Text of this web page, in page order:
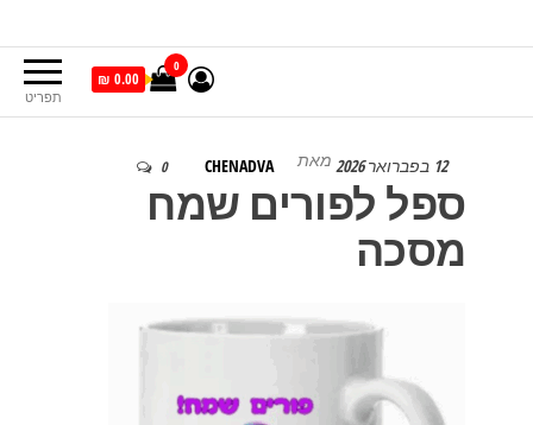
תפריט
0
0.00 ₪
12 בפברואר 2026 מאת CHENADVA
0
ספל לפורים שמח
מסכה